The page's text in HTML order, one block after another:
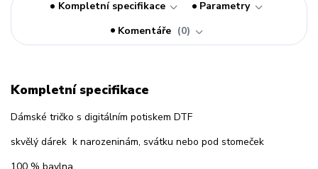
Kompletní specifikace
Parametry
Komentáře
0
Kompletní specifikace
Dámské tričko s digitálním potiskem DTF
skvělý dárek k narozeninám, svátku nebo pod stomeček